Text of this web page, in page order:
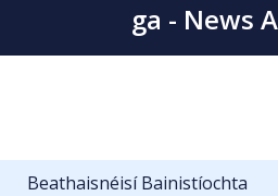
ga - News
Beathaisnéisí Bainistíochta